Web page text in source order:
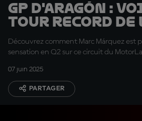
GP d'Aragón :
tour record de
Découvrez comment Marc Márquez est
sensation en Q2 sur ce circuit du
07 juin 2025
PARTAGER